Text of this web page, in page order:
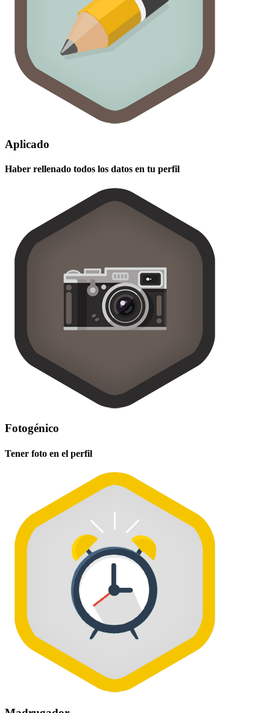
Aplicado
Haber rellenado todos los datos en tu perfil
Fotogénico
Tener foto en el perfil